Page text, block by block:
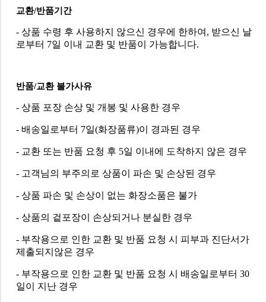
교환/반품기간
- 상품 수령 후 사용하지 않으신 경우에 한하여, 받으신 날
로부터 7일 이내 교환 및 반품이 가능합니다.
반품/교환 불가사유
- 상품 포장 손상 및 개봉 및 사용한 경우
- 배송일로부터 7일(화장품류)이 경과된 경우
- 교환 또는 반품 요청 후 5일 이내에 도착하지 않은 경우
- 고객님의 부주의로 상품이 파손 및 손상된 경우
- 상품 파손 및 손상이 없는 화장소품은 불가
- 상품의 겉포장이 손상되거나 분실한 경우
- 부작용으로 인한 교환 및 반품 요청 시 피부과 진단서가
제출되지않은 경우
- 부작용으로 인한 교환 및 반품 요청 시 배송일로부터 30
일이 지난 경우